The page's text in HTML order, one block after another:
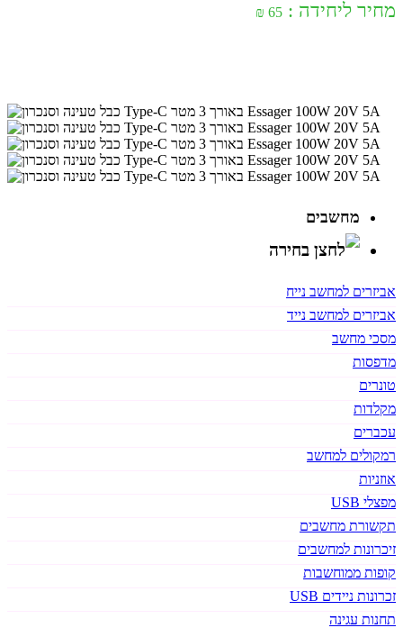
מחיר ליחידה : 65 ₪
מחשבים
אביזרים למחשב נייח
אביזרים למחשב נייד
מסכי מחשב
מדפסות
טונרים
מקלדות
עכברים
רמקולים למחשב
אוזניות
מפצלי USB
תקשורת מחשבים
זיכרונות למחשבים
קופות ממוחשבות
זכרונות ניידים USB
תחנות עגינה